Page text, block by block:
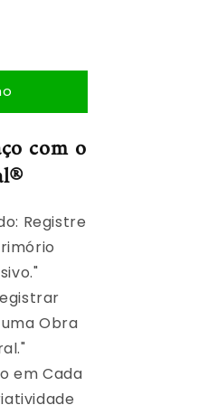
com o
Registre
Obra
em Cada